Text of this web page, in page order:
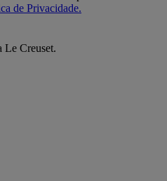
de Privacidade.
Le Creuset.